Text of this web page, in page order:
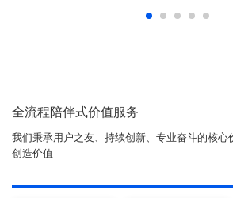
全流程陪伴式价值服务
我们秉承用户之友、持续创新、专业奋斗的核心
创造价值